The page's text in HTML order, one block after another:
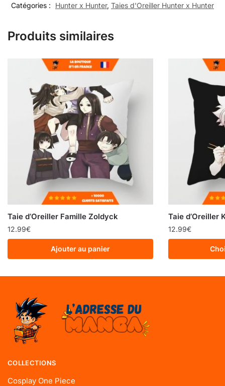
Catégories : Hunter x Hunter, Taies d'Oreiller Hunter x Hunter
Produits similaires
Taie d’Oreiller Famille Zoldyck
12.99€
Ajouter au panier
Taie d’Oreiller
12.99€
COLLECTIONS
Cosplay One Piece